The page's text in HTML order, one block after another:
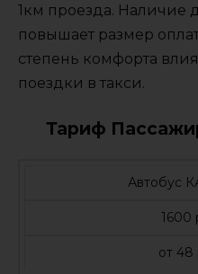
1км проезда. Наличие
повышает размер
степень комфорта
поездки в такси.
Тариф
Автобус
1600
от 48